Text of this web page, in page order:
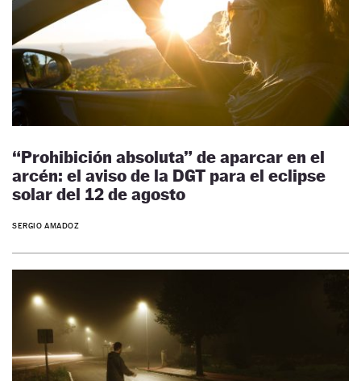
“Prohibición absoluta” de aparcar en el
arcén: el aviso de la DGT para el eclipse
solar del 12 de agosto
SERGIO AMADOZ